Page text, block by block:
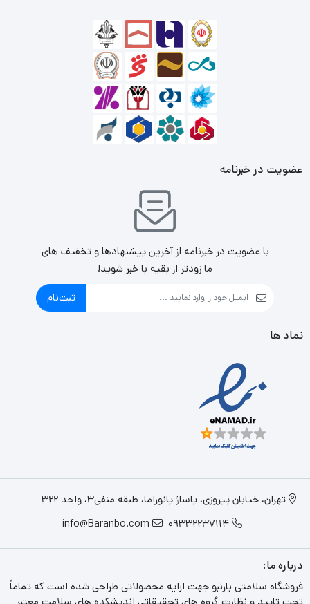
عضویت در خبرنامه
با عضویت در خبرنامه از آخرین پیشنهادها و تخفیف های
ما زودتر از بقیه با خبر شوید!
ثبت‌نام
نماد ها
تهران، خیابان پیروزی، پاساژ پانوراما، طبقه منفی3، واحد 322
09332237114
info@Baranbo.com
درباره ما:
فروشگاه سلامتی بارنبو جهت ارایه محصولاتی طراحی شده است که تماماً